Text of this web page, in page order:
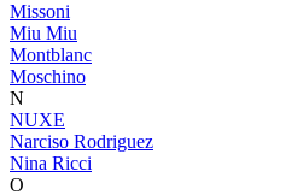
Missoni
Miu Miu
Montblanc
Moschino
N
NUXE
Narciso Rodriguez
Nina Ricci
O